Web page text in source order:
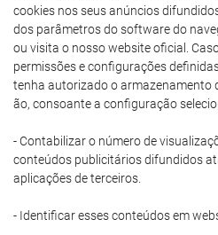
cookies nos seus anúncios
dos parâmetros do software do
ou visita o nosso website oficial.
permissões e configurações
tenha autorizado o armazenamento
ão, consoante a configuração
- Contabilizar o número de
conteúdos publicitários difundidos
aplicações de terceiros.
- Identificar esses conteúdos em